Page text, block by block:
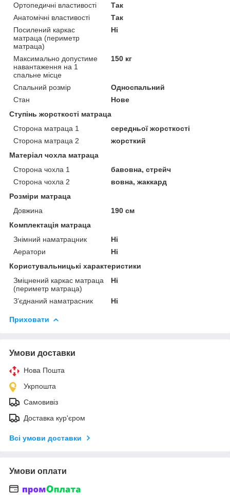
Ортопедичні властивості
Так
Анатомічні властивості
Так
Посилений каркас
матраца (периметр
матраца)
Ні
Максимально допустиме
навантаження на 1
спальне місце
150 кг
Спальний розмір
Односпальний
Стан
Нове
Ступінь жорсткості матраца
Сторона матраца 1
середньої жорсткості
Сторона матраца 2
жорсткий
Матеріал чохла матраца
Сторона чохла 1
бавовна, стрейч
Сторона чохла 2
вовна, жаккард
Розміри матраца
Довжина
190 см
Комплектація матраца
Знімний наматрацник
Ні
Аератори
Ні
Користувальницькі характеристики
Зміцнений каркас матраца
(периметр матраца)
Ні
З’єднаний наматрасник Ні
Приховати
Умови доставки
Нова Пошта
Укрпошта
Самовивіз
Доставка кур'єром
Всі умови доставки
Умови оплати